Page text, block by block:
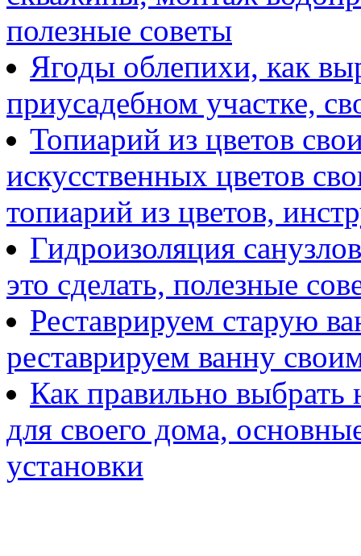
полезные советы
Ягоды облепихи, как
приусадебном участке,
Топиарий из цветов
искусственных цветов
топиарий из цветов,
Гидроизоляция
это сделать, полезные
Реставрируем старую
реставрируем ванну
Как правильно
для своего дома,
установки